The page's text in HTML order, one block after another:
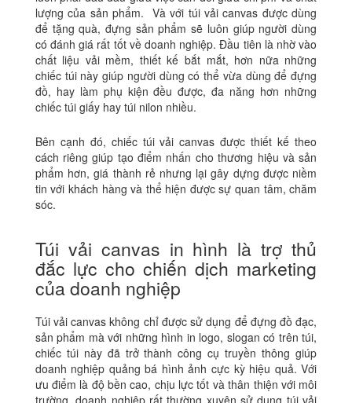
lượng của sản phẩm. Và với túi vải canvas được dùng
để tặng quà, đựng sản phẩm sẽ luôn giúp người dùng
có đánh giá rất tốt về doanh nghiệp. Đầu tiên là nhờ vào
chất liệu vải mềm, thiết kế bắt mắt, hơn nữa những
chiếc túi này giúp người dùng có thể vừa dùng để đựng
đồ, hay làm phụ kiện đều được, đa năng hơn những
chiếc túi giấy hay túi nilon nhiều.
Bên cạnh đó, chiếc túi vải canvas được thiết kế theo
cách riêng giúp tạo điểm nhấn cho thương hiệu và sản
phẩm hơn, giá thành rẻ nhưng lại gây dựng được niềm
tin với khách hàng và thể hiện được sự quan tâm, chăm
sóc.
Túi vải canvas in hình là trợ thủ
đắc lực cho chiến dịch marketing
của doanh nghiệp
Túi vải canvas không chỉ được sử dụng để đựng đồ đạc,
sản phẩm mà với những hình in logo, slogan có trên túi,
chiếc túi này đã trở thành công cụ truyền thông giúp
doanh nghiệp quảng bá hình ảnh cực kỳ hiệu quả. Với
ưu điểm là độ bền cao, chịu lực tốt và thân thiện với môi